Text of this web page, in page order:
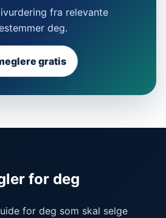
fra relevante
deg.
gratis
for deg
for deg som skal selge